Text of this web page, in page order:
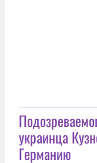
украинца
Германию